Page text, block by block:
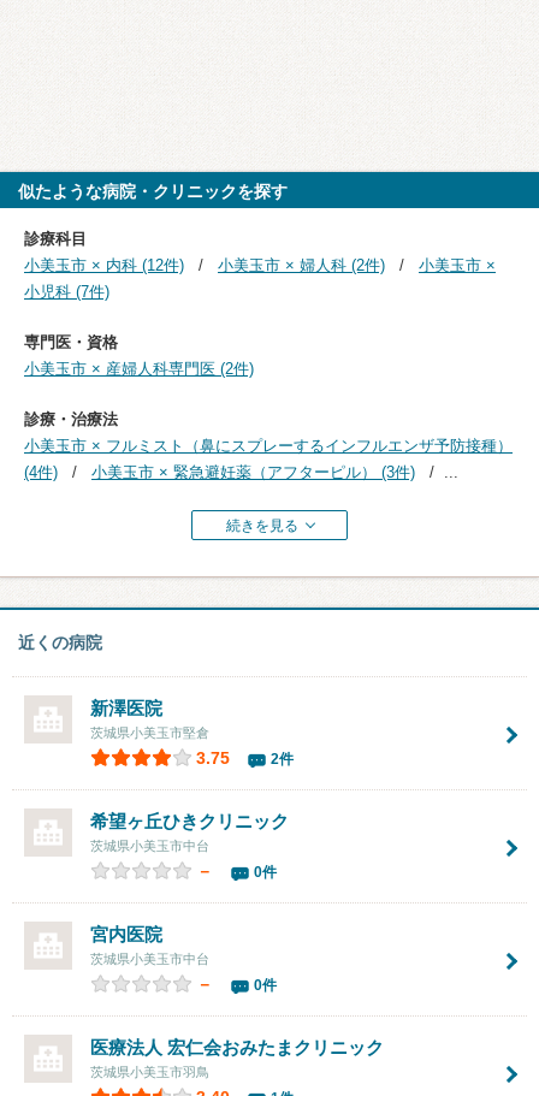
似たような病院・クリニックを探す
診療科目
小美玉市 × 内科 (12件)
小美玉市 × 婦人科 (2件)
小美玉市 ×
小児科 (7件)
専門医・資格
小美玉市 × 産婦人科専門医 (2件)
診療・治療法
小美玉市 × フルミスト（鼻にスプレーするインフルエンザ予防接種）
(4件)
小美玉市 × 緊急避妊薬（アフターピル） (3件) ...
続きを見る
近くの病院
新澤医院
茨城県小美玉市堅倉
3.75 2件
希望ヶ丘ひきクリニック
茨城県小美玉市中台
－ 0件
宮内医院
茨城県小美玉市中台
－ 0件
医療法人 宏仁会おみたまクリニック
茨城県小美玉市羽鳥